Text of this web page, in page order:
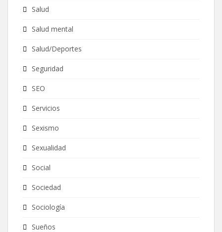
Salud
Salud mental
Salud/Deportes
Seguridad
SEO
Servicios
Sexismo
Sexualidad
Social
Sociedad
Sociología
Sueños